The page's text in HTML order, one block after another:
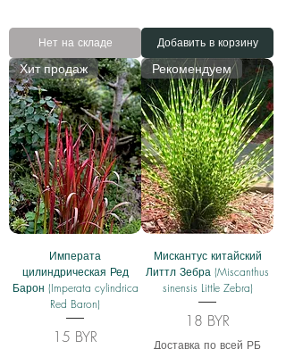
Нет на складе Добавить в корзину
Хит продаж
Императа
цилиндрическая Ред
Барон (Imperata cylindrica
Red Baron)
Цена
15 BYR
Рекомендуем
Мискантус китайский
Литтл Зебра (Miscanthus
sinensis Little Zebra)
Цена
18 BYR
Доставка по всей РБ